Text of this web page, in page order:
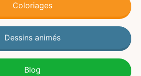
Coloriages
Dessins animés
Blog